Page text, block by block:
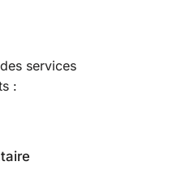
services
: